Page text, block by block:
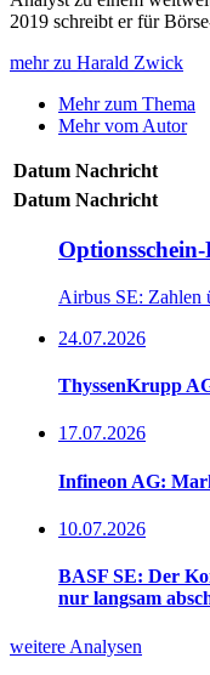
2019 schreibt er für
mehr zu Harald Zwick
Mehr zum Thema
Mehr vom Autor
Datum Nachricht
Datum Nachricht
Airbus SE: Zahlen
24.07.2026
ThyssenKrupp
17.07.2026
Infineon AG:
10.07.2026
BASF SE: Der
nur langsam
weitere Analysen